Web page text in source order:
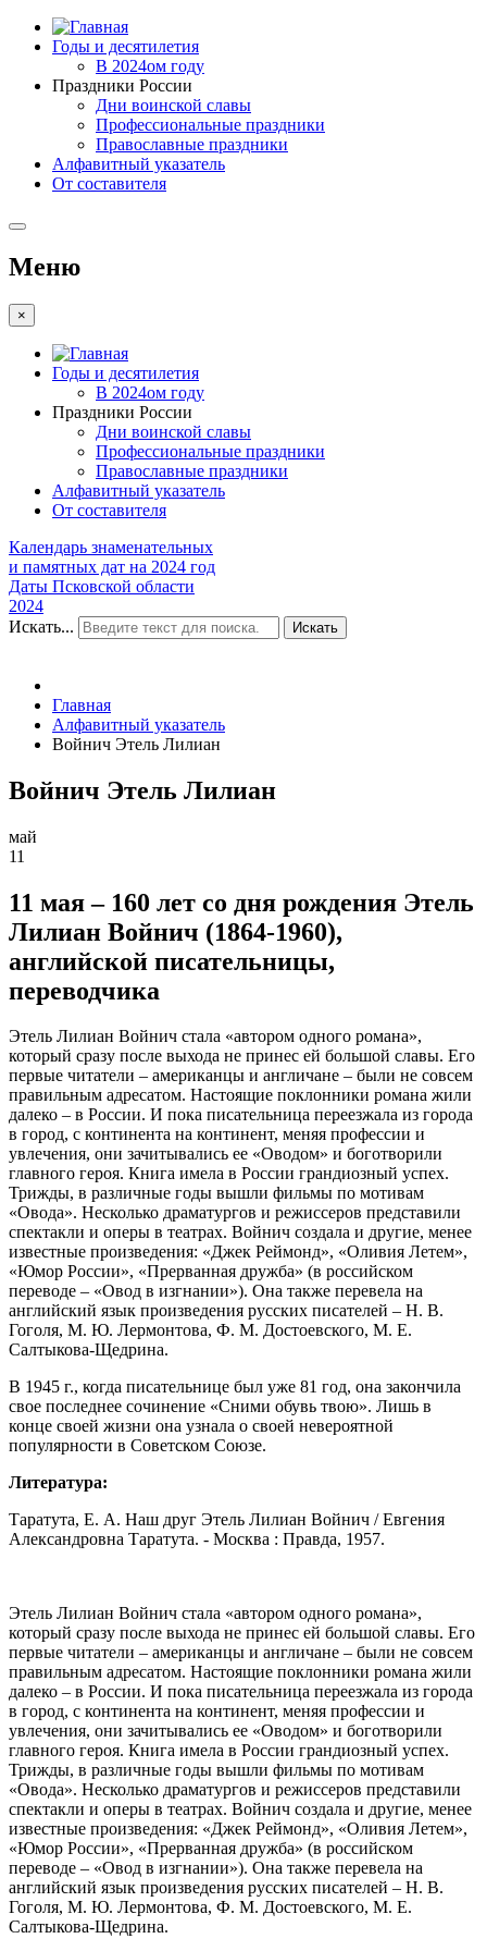
Годы и десятилетия
В 2024ом году
Праздники России
Дни воинской славы
Профессиональные праздники
Православные праздники
Алфавитный указатель
От составителя
Меню
×
Годы и десятилетия
В 2024ом году
Праздники России
Дни воинской славы
Профессиональные праздники
Православные праздники
Алфавитный указатель
От составителя
Календарь знаменательных
и памятных дат на 2024 год
Даты Псковской области
2024
Искать...
Искать
Главная
Алфавитный указатель
Войнич Этель Лилиан
Войнич Этель Лилиан
май
11
11 мая – 160 лет со дня рождения Этель
Лилиан Войнич (1864-1960),
английской писательницы,
переводчика
Этель Лилиан Войнич стала «автором одного романа»,
который сразу после выхода не принес ей большой славы. Его
первые читатели – американцы и англичане – были не совсем
правильным адресатом. Настоящие поклонники романа жили
далеко – в России. И пока писательница переезжала из города
в город, с континента на континент, меняя профессии и
увлечения, они зачитывались ее «Оводом» и боготворили
главного героя. Книга имела в России грандиозный успех.
Трижды, в различные годы вышли фильмы по мотивам
«Овода». Несколько драматургов и режиссеров представили
спектакли и оперы в театрах. Войнич создала и другие, менее
известные произведения: «Джек Реймонд», «Оливия Летем»,
«Юмор России», «Прерванная дружба» (в российском
переводе – «Овод в изгнании»). Она также перевела на
английский язык произведения русских писателей – Н. В.
Гоголя, М. Ю. Лермонтова, Ф. М. Достоевского, М. Е.
Салтыкова-Щедрина.
В 1945 г., когда писательнице был уже 81 год, она закончила
свое последнее сочинение «Сними обувь твою». Лишь в
конце своей жизни она узнала о своей невероятной
популярности в Советском Союзе.
Литература:
Таратута, Е. А. Наш друг Этель Лилиан Войнич / Евгения
Александровна Таратута. - Москва : Правда, 1957.
Этель Лилиан Войнич стала «автором одного романа»,
который сразу после выхода не принес ей большой славы. Его
первые читатели – американцы и англичане – были не совсем
правильным адресатом. Настоящие поклонники романа жили
далеко – в России. И пока писательница переезжала из города
в город, с континента на континент, меняя профессии и
увлечения, они зачитывались ее «Оводом» и боготворили
главного героя. Книга имела в России грандиозный успех.
Трижды, в различные годы вышли фильмы по мотивам
«Овода». Несколько драматургов и режиссеров представили
спектакли и оперы в театрах. Войнич создала и другие, менее
известные произведения: «Джек Реймонд», «Оливия Летем»,
«Юмор России», «Прерванная дружба» (в российском
переводе – «Овод в изгнании»). Она также перевела на
английский язык произведения русских писателей – Н. В.
Гоголя, М. Ю. Лермонтова, Ф. М. Достоевского, М. Е.
Салтыкова-Щедрина.